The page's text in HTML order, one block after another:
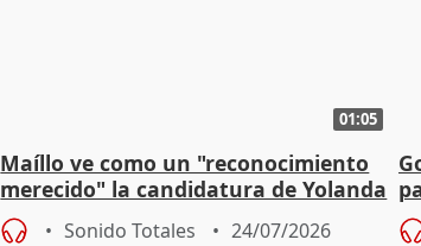
01:05
Maíllo ve como un "reconocimiento
merecido" la candidatura de Yolanda
Díaz a la OIT
Sonido Totales 24/07/2026